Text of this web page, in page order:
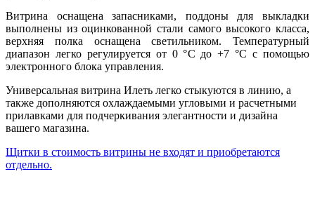
Витрина оснащена запасниками, поддоны для выкладки
выполнены из оцинкованной стали самого высокого класса,
верхняя полка оснащена светильником. Температурный
диапазон легко регулируется от 0 °С до +7 °С с помощью
электронного блока управления.
Универсальная витрина Илеть легко стыкуются в линию, а
также дополняются охлаждаемыми угловыми и расчетными
прилавками для подчеркивания элегантности и дизайна
вашего магазина.
Щитки в стоимость витрины не входят и приобретаются
отдельно.